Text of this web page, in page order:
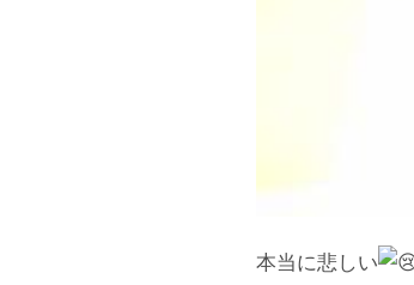
本当に悲しい